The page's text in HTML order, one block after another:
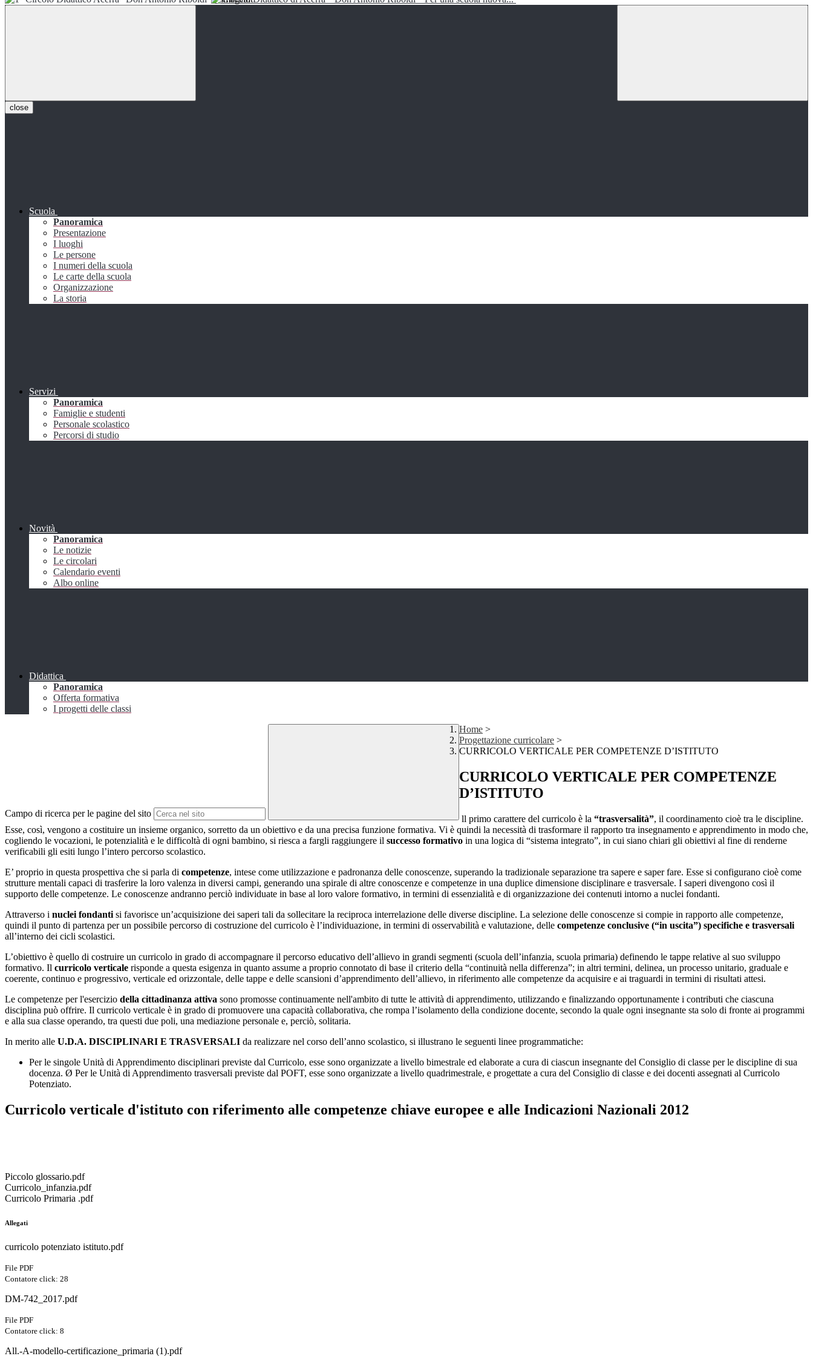
close
Scuola
Panoramica
Presentazione
I luoghi
Le persone
I numeri della scuola
Le carte della scuola
Organizzazione
La storia
Servizi
Panoramica
Famiglie e studenti
Personale scolastico
Percorsi di studio
Novità
Panoramica
Le notizie
Le circolari
Calendario eventi
Albo online
Didattica
Panoramica
Offerta formativa
I progetti delle classi
Campo di ricerca per le pagine del sito
Home >
Progettazione curricolare >
CURRICOLO VERTICALE PER COMPETENZE D’ISTITUTO
CURRICOLO VERTICALE PER COMPETENZE
D’ISTITUTO
ll primo carattere del curricolo è la “trasversalità”, il coordinamento cioè tra le discipline.
Esse, così, vengono a costituire un insieme organico, sorretto da un obiettivo e da una precisa funzione formativa. Vi è quindi la necessità di trasformare il rapporto tra insegnamento e apprendimento in modo che,
cogliendo le vocazioni, le potenzialità e le difficoltà di ogni bambino, si riesca a fargli raggiungere il successo formativo in una logica di “sistema integrato”, in cui siano chiari gli obiettivi al fine di renderne
verificabili gli esiti lungo l’intero percorso scolastico.
E’ proprio in questa prospettiva che si parla di competenze, intese come utilizzazione e padronanza delle conoscenze, superando la tradizionale separazione tra sapere e saper fare. Esse si configurano cioè come
strutture mentali capaci di trasferire la loro valenza in diversi campi, generando una spirale di altre conoscenze e competenze in una duplice dimensione disciplinare e trasversale. I saperi divengono così il
supporto delle competenze. Le conoscenze andranno perciò individuate in base al loro valore formativo, in termini di essenzialità e di organizzazione dei contenuti intorno a nuclei fondanti.
Attraverso i nuclei fondanti si favorisce un’acquisizione dei saperi tali da sollecitare la reciproca interrelazione delle diverse discipline. La selezione delle conoscenze si compie in rapporto alle competenze,
quindi il punto di partenza per un possibile percorso di costruzione del curricolo è l’individuazione, in termini di osservabilità e valutazione, delle competenze conclusive (“in uscita”) specifiche e trasversali
all’interno dei cicli scolastici.
L’obiettivo è quello di costruire un curricolo in grado di accompagnare il percorso educativo dell’allievo in grandi segmenti (scuola dell’infanzia, scuola primaria) definendo le tappe relative al suo sviluppo
formativo. Il curricolo verticale risponde a questa esigenza in quanto assume a proprio connotato di base il criterio della “continuità nella differenza”; in altri termini, delinea, un processo unitario, graduale e
coerente, continuo e progressivo, verticale ed orizzontale, delle tappe e delle scansioni d’apprendimento dell’allievo, in riferimento alle competenze da acquisire e ai traguardi in termini di risultati attesi.
Le competenze per l'esercizio della cittadinanza attiva sono promosse continuamente nell'ambito di tutte le attività di apprendimento, utilizzando e finalizzando opportunamente i contributi che ciascuna
disciplina può offrire. Il curricolo verticale è in grado di promuovere una capacità collaborativa, che rompa l’isolamento della condizione docente, secondo la quale ogni insegnante sta solo di fronte ai programmi
e alla sua classe operando, tra questi due poli, una mediazione personale e, perciò, solitaria.
In merito alle U.D.A. DISCIPLINARI E TRASVERSALI da realizzare nel corso dell’anno scolastico, si illustrano le seguenti linee programmatiche:
Per le singole Unità di Apprendimento disciplinari previste dal Curricolo, esse sono organizzate a livello bimestrale ed elaborate a cura di ciascun insegnante del Consiglio di classe per le discipline di sua
docenza. Ø Per le Unità di Apprendimento trasversali previste dal POFT, esse sono organizzate a livello quadrimestrale, e progettate a cura del Consiglio di classe e dei docenti assegnati al Curricolo
Potenziato.
Curricolo verticale d'istituto con riferimento alle competenze chiave europee e alle Indicazioni Nazionali 2012
Piccolo glossario.pdf
Curricolo_infanzia.pdf
Curricolo Primaria .pdf
Allegati
curricolo potenziato istituto.pdf
File PDF
Contatore click: 28
DM-742_2017.pdf
File PDF
Contatore click: 8
All.-A-modello-certificazione_primaria (1).pdf